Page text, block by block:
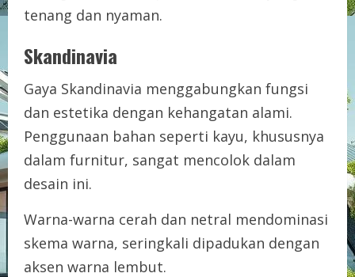
tenang dan nyaman.
Skandinavia
Gaya Skandinavia menggabungkan fungsi
dan estetika dengan kehangatan alami.
Penggunaan bahan seperti kayu, khususnya
dalam furnitur, sangat mencolok dalam
desain ini.
Warna-warna cerah dan netral mendominasi
skema warna, seringkali dipadukan dengan
aksen warna lembut.